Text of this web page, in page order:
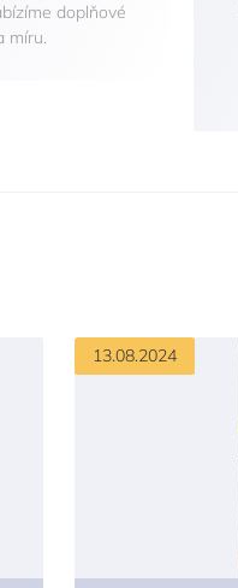
doplňové
míru.
13.08.2024